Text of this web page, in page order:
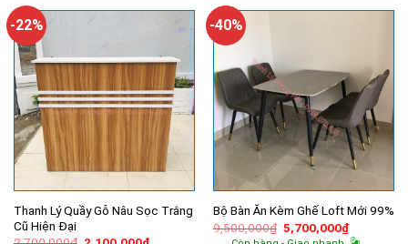
6,100,000₫.
-22%
Thanh Lý Quầy Gỗ Nâu Sọc Trắng
Cũ Hiện Đại
-40%
Bộ Bàn Ăn Kèm Ghế Loft Mới 99%
9,500,000₫ Giá
gốc
5,700,000₫Giá
hiện